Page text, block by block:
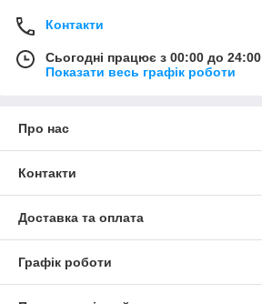
Контакти
Сьогодні працює з 00:00 до 24:00
Показати весь графік роботи
Про нас
Контакти
Доставка та оплата
Графік роботи